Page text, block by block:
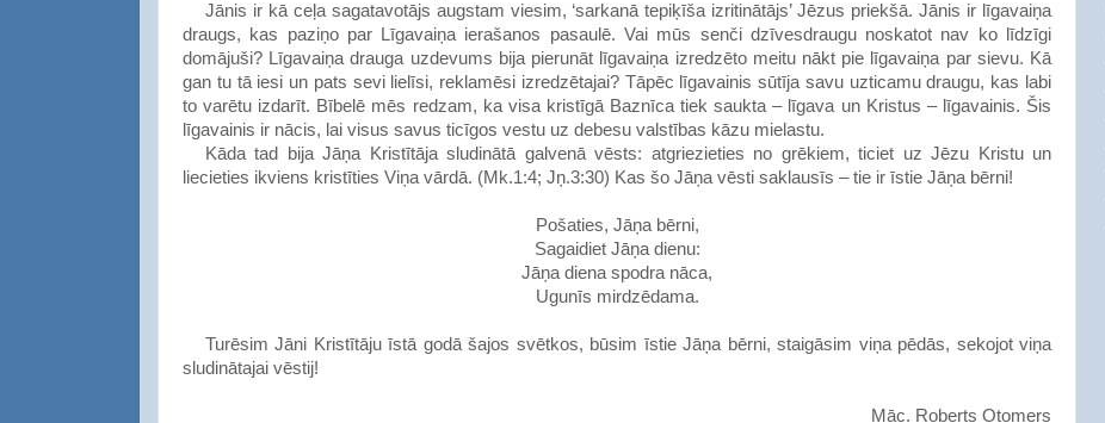
Jānis ir kā ceļa sagatavotājs augstam viesim, ‘sarkanā tepiķīša izritinātājs’ Jēzus priekšā.Jānis ir līgavaiņa
draugs, kas paziņopar Līgavaiņa ierašanos pasaulē. Vai mūs senči dzīvesdraugu noskatot nav ko
līdzīgi
domājuši? Līgavaiņa drauga uzdevums bija pierunāt līgavaiņa izredzēto meitu nākt pie līgavaiņa par sievu. Kā
gan tu tā iesi un pats sevi lielīsi, reklamēsi izredzētajai? Tāpēc līgavainis sūtīja savu uzticamu draugu, kas labi
to varētu izdarīt. Bībelē mēs redzam, ka visa kristīgā Baznīca tiek saukta – līgava un Kristus – līgavainis. Šis
līgavainis ir nācis, lai visus savus ticīgos vestu uz debesu valstības kāzu mielastu.
Kāda tad bijaJāņa Kristītāja sludinātā galvenā vēsts: atgriezieties no grēkiem, ticiet uz Jēzu Kristu un
liecieties ikviens kristīties Viņa vārdā. (Mk.1:4; Jņ.3:30) Kas šo Jāņa vēsti saklausīs – tie ir īstie Jāņa bērni!
Pošaties, Jāņa bērni,
Sagaidiet Jāņa dienu:
Jāņa diena spodra nāca,
Ugunīs mirdzēdama.
TurēsimJāni Kristītāju īstā godā šajos svētkos, būsim īstie Jāņa bērni,staigāsim viņa pēdās, sekojot viņa
sludinātajai vēstij!
Māc. Roberts Otomers